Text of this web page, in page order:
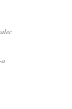
a